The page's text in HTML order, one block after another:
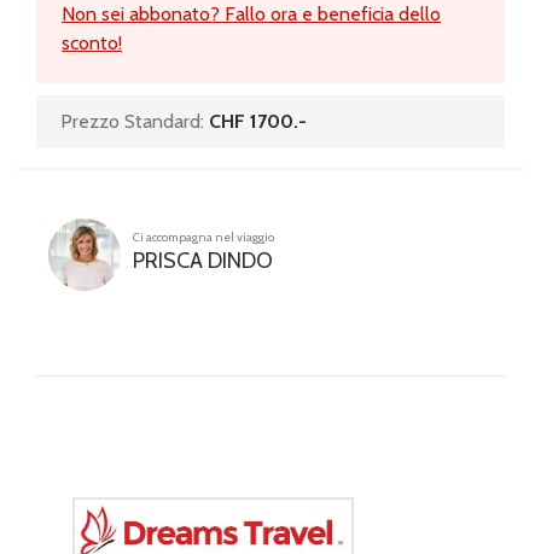
Non sei abbonato? Fallo ora e beneficia dello
sconto!
Prezzo Standard: CHF 1700.-
Ci accompagna nel viaggio
PRISCA DINDO